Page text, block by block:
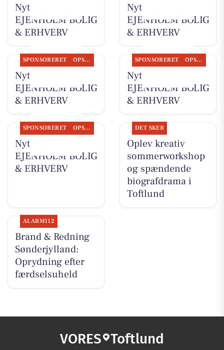
Nyt fra
EJENHOLM BOLIG
& ERHVERV
Nyt fra
EJENHOLM BOLIG
& ERHVERV
SPONSORERET OPSLAGSTAVLEN
Nyt fra
EJENHOLM BOLIG
& ERHVERV
SPONSORERET OPSLAGSTAVLEN
Nyt fra
EJENHOLM BOLIG
& ERHVERV
SPONSORERET OPSLAGSTAVLEN
Nyt fra
EJENHOLM BOLIG
& ERHVERV
DET SKER
Oplev kreativ
sommerworkshop
og spændende
biografdrama i
Toftlund
ALARM112
Brand & Redning
Sønderjylland:
Oprydning efter
færdselsuheld
VORES Toftlund